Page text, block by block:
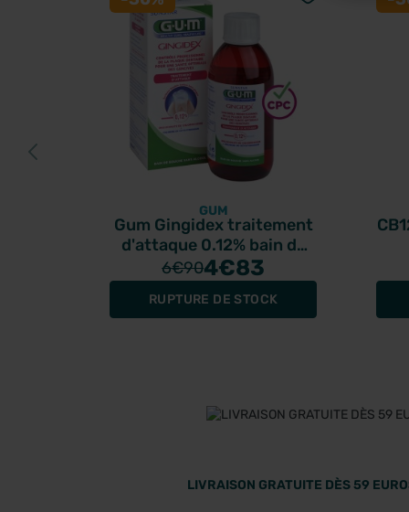
GUM
Gum Gingidex traitement
d'attaque 0.12% bain de
bouche 300ml
6€904€83
RUPTURE DE STOCK
LIVRAISON GRATUITE DÈS 59